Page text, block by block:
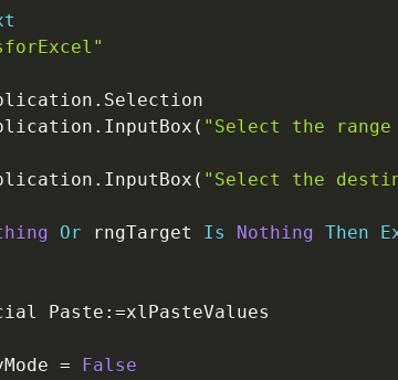
. Selection
. InputBox ( "Select the
. InputBox ( "Select the
Or rngTarget Is Nothing Then
Paste : =xlPasteValues
= False